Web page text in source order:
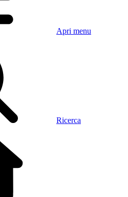
Apri menu
Ricerca